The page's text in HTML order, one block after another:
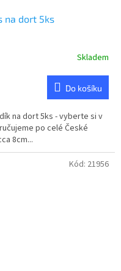
na dort 5ks
Skladem
Do košíku
na dort 5ks - vyberte si v
po celé České
8cm...
Kód: 21956